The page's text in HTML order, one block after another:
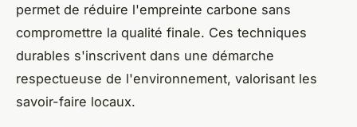
permet de réduire l'empreinte carbone sans
compromettre la qualité finale. Ces techniques
durables s'inscrivent dans une démarche
respectueuse de l'environnement, valorisant les
savoir-faire locaux.